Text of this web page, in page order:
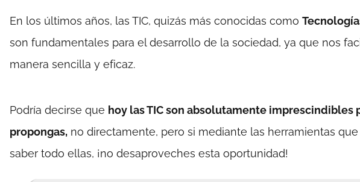
En los últimos años, las TIC, quizás más conocidas como
son fundamentales para el desarrollo de la sociedad, ya que nos
manera sencilla y eficaz.
Podría decirse que hoy las TIC son absolutamente
propongas, no directamente, pero si mediante las herramientas
saber todo ellas, ¡no desaproveches esta oportunidad!